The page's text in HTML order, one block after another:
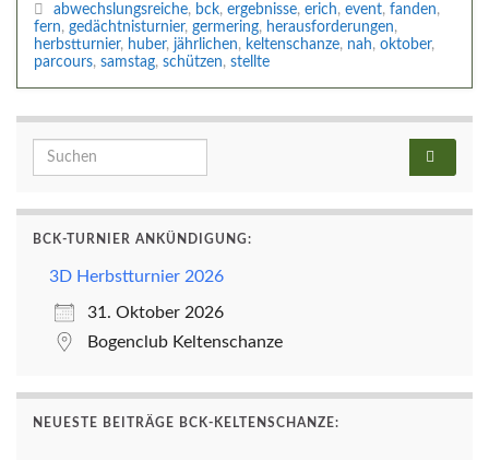
abwechslungsreiche, bck, ergebnisse, erich, event, fanden,
fern, gedächtnisturnier, germering, herausforderungen,
herbstturnier, huber, jährlichen, keltenschanze, nah, oktober,
parcours, samstag, schützen, stellte
Search for:
BCK-TURNIER ANKÜNDIGUNG:
3D Herbstturnier 2026
31. Oktober 2026
Bogenclub Keltenschanze
NEUESTE BEITRÄGE BCK-KELTENSCHANZE: